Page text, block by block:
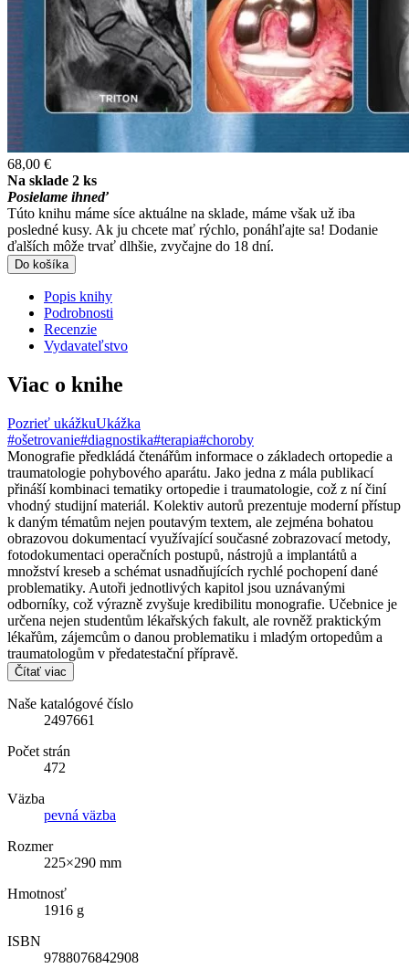
68,00 €
Na sklade 2 ks
Posielame ihneď
Túto knihu máme síce aktuálne na sklade, máme však už iba
posledné kusy. Ak ju chcete mať rýchlo, ponáhľajte sa! Dodanie
ďalších môže trvať dlhšie, zvyčajne do 18 dní.
Do košíka
Popis knihy
Podrobnosti
Recenzie
Vydavateľstvo
Viac o knihe
Pozrieť ukážkuUkážka
#ošetrovanie#diagnostika#terapia#choroby
Monografie předkládá čtenářům informace o základech ortopedie a
traumatologie pohybového aparátu. Jako jedna z mála publikací
přináší kombinaci tematiky ortopedie i traumatologie, což z ní činí
vhodný studijní materiál. Kolektiv autorů prezentuje moderní přístup
k daným tématům nejen poutavým textem, ale zejména bohatou
obrazovou dokumentací využívající současné zobrazovací metody,
fotodokumentaci operačních postupů, nástrojů a implantátů a
množství kreseb a schémat usnadňujících rychlé pochopení dané
problematiky. Autoři jednotlivých kapitol jsou uznávanými
odborníky, což výrazně zvyšuje kredibilitu monografie. Učebnice je
určena nejen studentům lékařských fakult, ale rovněž praktickým
lékařům, zájemcům o danou problematiku i mladým ortopedům a
traumatologům v předatestační přípravě.
Čítať viac
Naše katalógové číslo
2497661
Počet strán
472
Väzba
pevná väzba
Rozmer
225×290 mm
Hmotnosť
1916 g
ISBN
9788076842908